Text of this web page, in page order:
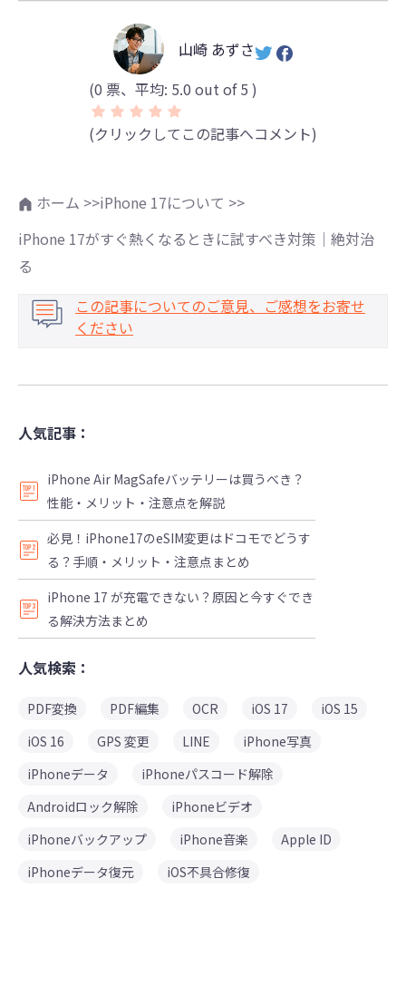
山崎 あずさ
(0 票、平均: 5.0 out of 5 )
(クリックしてこの記事へコメント)
ホーム >>iPhone 17について >>
iPhone 17がすぐ熱くなるときに試すべき対策｜絶対治
る
この記事についてのご意見、ご感想をお寄せ
ください
人気記事：
iPhone Air MagSafeバッテリーは買うべき？
性能・メリット・注意点を解説
必見！iPhone17のeSIM変更はドコモでどうす
る？手順・メリット・注意点まとめ
iPhone 17 が充電できない？原因と今すぐでき
る解決方法まとめ
人気検索：
PDF変換 PDF編集 OCR iOS 17
iOS 15
iOS 16
GPS 変更 LINE
iPhone写真
iPhoneデータ
iPhoneパスコード解除
Androidロック解除
iPhoneビデオ
iPhoneバックアップ
iPhone音楽
Apple ID
iPhoneデータ復元
iOS不具合修復